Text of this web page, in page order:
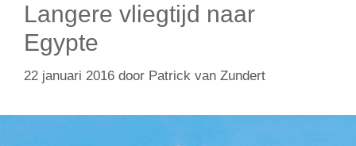
Langere vliegtijd naar
Egypte
22 januari 2016 door Patrick van Zundert